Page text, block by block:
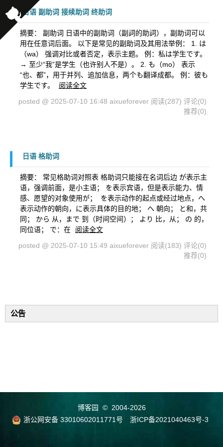
日语 副助词 接续助词 终助词
摘要： 副助词 日语中的副助词（副詞的助詞），副助词可以
用在任意词后面。 以下是常见的副助词及其用法举例： 1. は
（wa） 强调对比或者否定，表示主题。 例：私は学生です。
→ 至少“我”是学生（也许别人不是）。 2. も（mo） 表示
“也、都”，用于并列、追加信息，两个も翻译成都。 例：彼も
学生です。
阅读全文
posted @ 2025-07-10 16:48 aixueforever 阅读(287) 评论(0)
推荐(0)
日语 格助词
摘要： 常见格助词对照表 格助词只能接在名词后边 が表示主
语，强调前面，是小主语； を表示宾语，但是表示能力、情
感、愿望的对象使用が； ​ を表示动作的起点或经过地点，へ
表示动作的朝向，に表示具体的目的地； へ 朝向； と和，共
同； から 从，まで 到（时间空间）； より 比，从； の 的，
同位语； で：在
阅读全文
posted @ 2025-07-10 15:49 aixueforever 阅读(183) 评论(0)
推荐(0)
公告
博客园
© 2004-2026
浙公网安备 33010602011771号
浙ICP备2021040463号-3